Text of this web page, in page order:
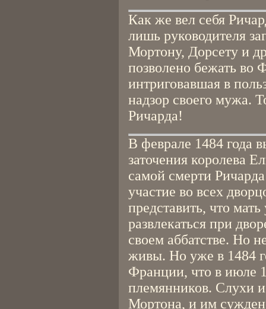
Как же вел себя
лишь руководителя
Мортону, Дорсету и
позволено бежать во
интриговавшая в
надзор своего мужа.
Ричарда!
В феврале 1484 года
заточения королева
самой смерти
участие во всех
представить, что
развлекаться при
своем аббатстве. Но
живы. Но уже в 1484
Франции, что в июле
племянников. Слухи
Мортона, и им